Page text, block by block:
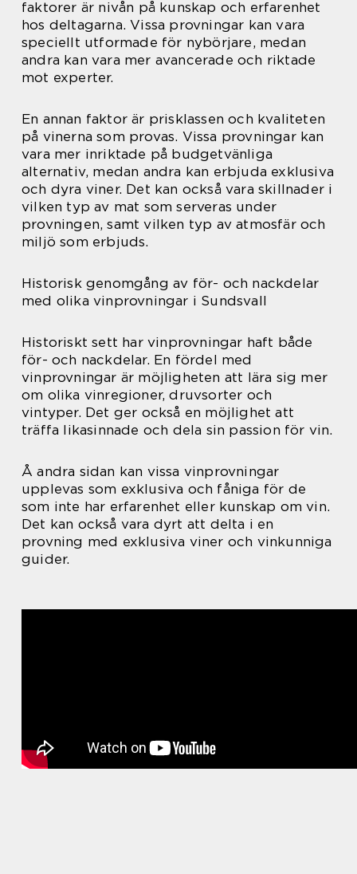
faktorer är nivån på kunskap och erfarenhet
hos deltagarna. Vissa provningar kan vara
speciellt utformade för nybörjare, medan
andra kan vara mer avancerade och riktade
mot experter.
En annan faktor är prisklassen och kvaliteten
på vinerna som provas. Vissa provningar kan
vara mer inriktade på budgetvänliga
alternativ, medan andra kan erbjuda exklusiva
och dyra viner. Det kan också vara skillnader i
vilken typ av mat som serveras under
provningen, samt vilken typ av atmosfär och
miljö som erbjuds.
Historisk genomgång av för- och nackdelar
med olika vinprovningar i Sundsvall
Historiskt sett har vinprovningar haft både
för- och nackdelar. En fördel med
vinprovningar är möjligheten att lära sig mer
om olika vinregioner, druvsorter och
vintyper. Det ger också en möjlighet att
träffa likasinnade och dela sin passion för vin.
Å andra sidan kan vissa vinprovningar
upplevas som exklusiva och fåniga för de
som inte har erfarenhet eller kunskap om vin.
Det kan också vara dyrt att delta i en
provning med exklusiva viner och vinkunniga
guider.